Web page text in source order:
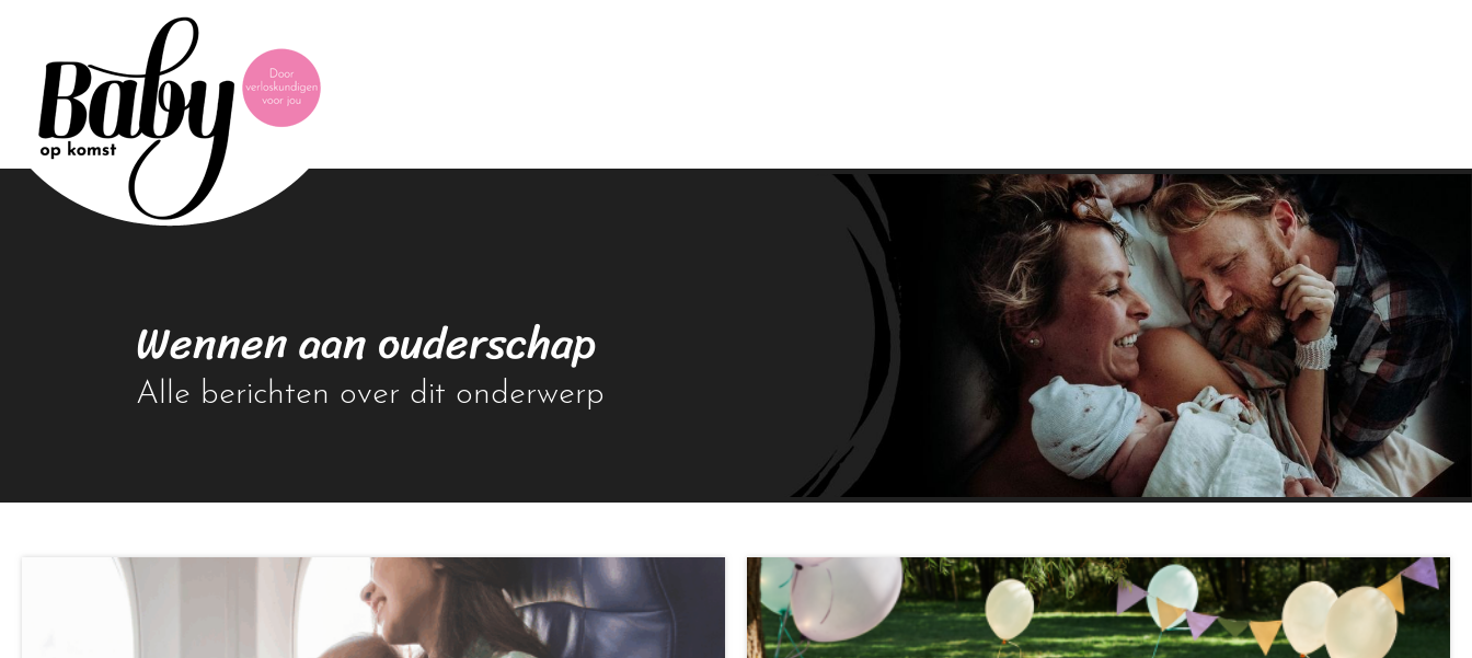
Wennen aan ouderschap
Alle berichten over dit onderwerp